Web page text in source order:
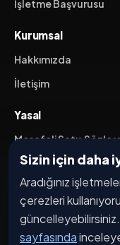
Sizin için daha
Aradığınız
çerezleri
sayfasında
İşletme Başvurusu
Kurumsal
Hakkımızda
İletişim
Yasal
Mesafeli Satış
İptal / İade Koşulları
Hizmet Şartları
Gizlilik Politikası
Üyelik Sözleşmesi